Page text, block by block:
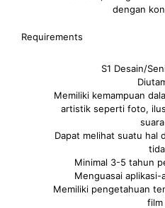
dengan
Requirements
S1 Desain/
Memiliki kemampuan
artistik seperti foto,
Dapat melihat suatu hal
Minimal 3-5 tahun
Menguasai
Memiliki pengetahuan
film